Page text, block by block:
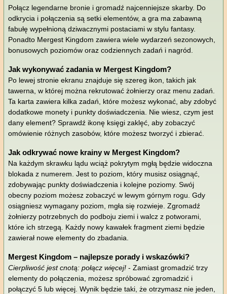
Połącz legendarne bronie i gromadź najcenniejsze skarby. Do
odkrycia i połączenia są setki elementów, a gra ma zabawną
fabułę wypełnioną dziwacznymi postaciami w stylu fantasy.
Ponadto Mergest Kingdom zawiera wiele wydarzeń sezonowych,
bonusowych poziomów oraz codziennych zadań i nagród.
Jak wykonywać zadania w Mergest Kingdom?
Po lewej stronie ekranu znajduje się szereg ikon, takich jak
tawerna, w której można rekrutować żołnierzy oraz menu zadań.
Ta karta zawiera kilka zadań, które możesz wykonać, aby zdobyć
dodatkowe monety i punkty doświadczenia. Nie wiesz, czym jest
dany element? Sprawdź ikonę księgi zaklęć, aby zobaczyć
omówienie różnych zasobów, które możesz tworzyć i zbierać.
Jak odkrywać nowe krainy w Mergest Kingdom?
Na każdym skrawku lądu wciąż pokrytym mgłą będzie widoczna
blokada z numerem. Jest to poziom, który musisz osiągnąć,
zdobywając punkty doświadczenia i kolejne poziomy. Swój
obecny poziom możesz zobaczyć w lewym górnym rogu. Gdy
osiągniesz wymagany poziom, mgła się rozwieje. Zgromadź
żołnierzy potrzebnych do podboju ziemi i walcz z potworami,
które ich strzegą. Każdy nowy kawałek fragment ziemi będzie
zawierał nowe elementy do zbadania.
Mergest Kingdom – najlepsze porady i wskazówki?
Cierpliwość jest cnotą: połącz więcej! - Zamiast gromadzić trzy
elementy do połączenia, możesz spróbować zgromadzić i
połączyć 5 lub więcej. Wynik będzie taki, że otrzymasz nie jeden,